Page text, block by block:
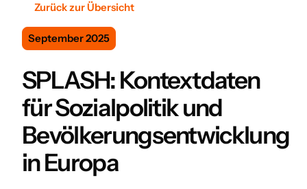
Zurück zur Übersicht
September 2025
SPLASH: Kontextdaten
für Sozialpolitik und
Bevölkerungsentwicklung
in Europa